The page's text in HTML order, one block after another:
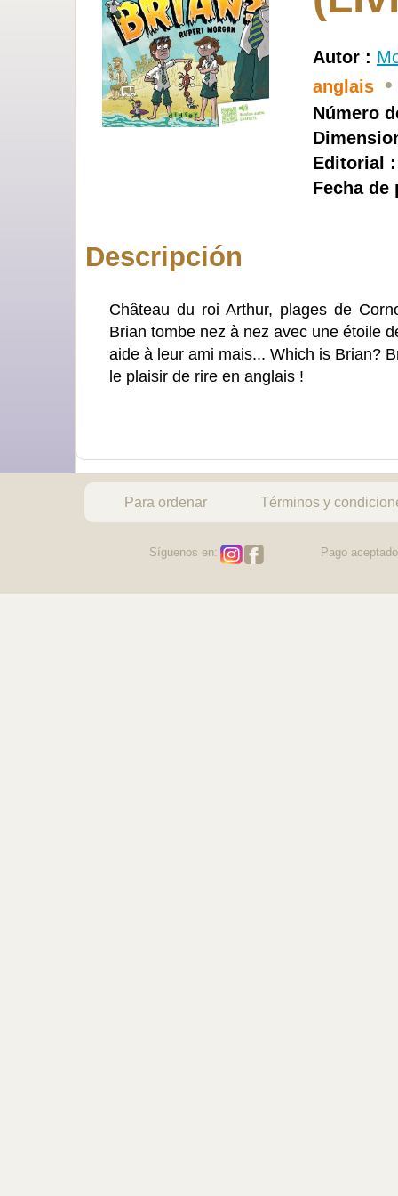
Autor :
anglais •
Número
Editorial
Fecha
Descripción
Château du roi Arthur, plages de
Brian tombe nez à nez avec une étoile
aide à leur ami mais... Which is Brian?
le plaisir de rire en anglais !
Para ordenar Términos y
Síguenos en: Pago